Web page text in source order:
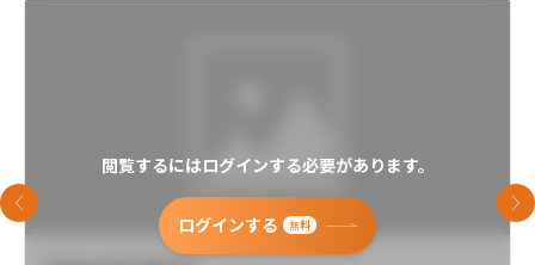
閲覧するにはログインする必要があります。
ログインする 無料
前のスライド 次